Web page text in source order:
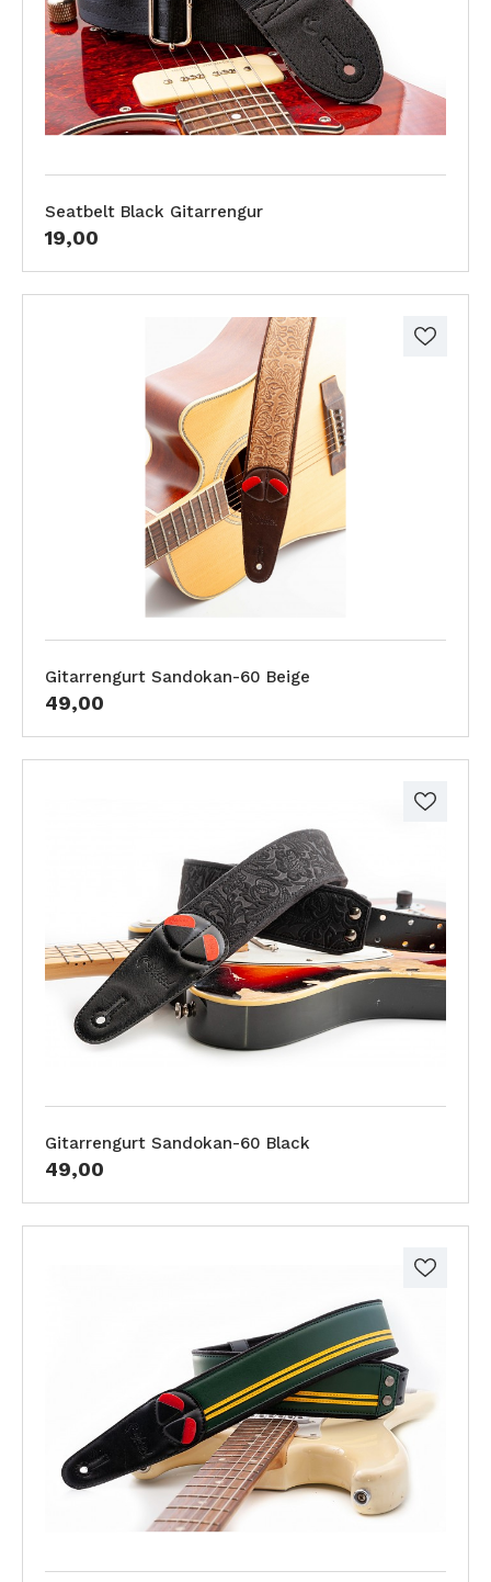
Seatbelt Black Gitarrengur
19,00
Gitarrengurt Sandokan-60 Beige
49,00
Gitarrengurt Sandokan-60 Black
49,00